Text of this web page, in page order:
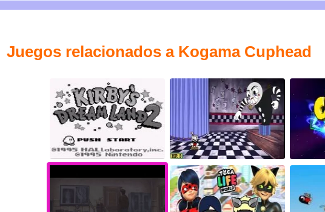
Juegos relacionados a Kogama Cuphead